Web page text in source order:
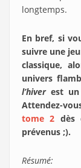
longtemps.
En bref, si
suivre une
classique,
univers
l’hiverest
Attendez-
tome 2 dès
prévenus ;).
Résumé: